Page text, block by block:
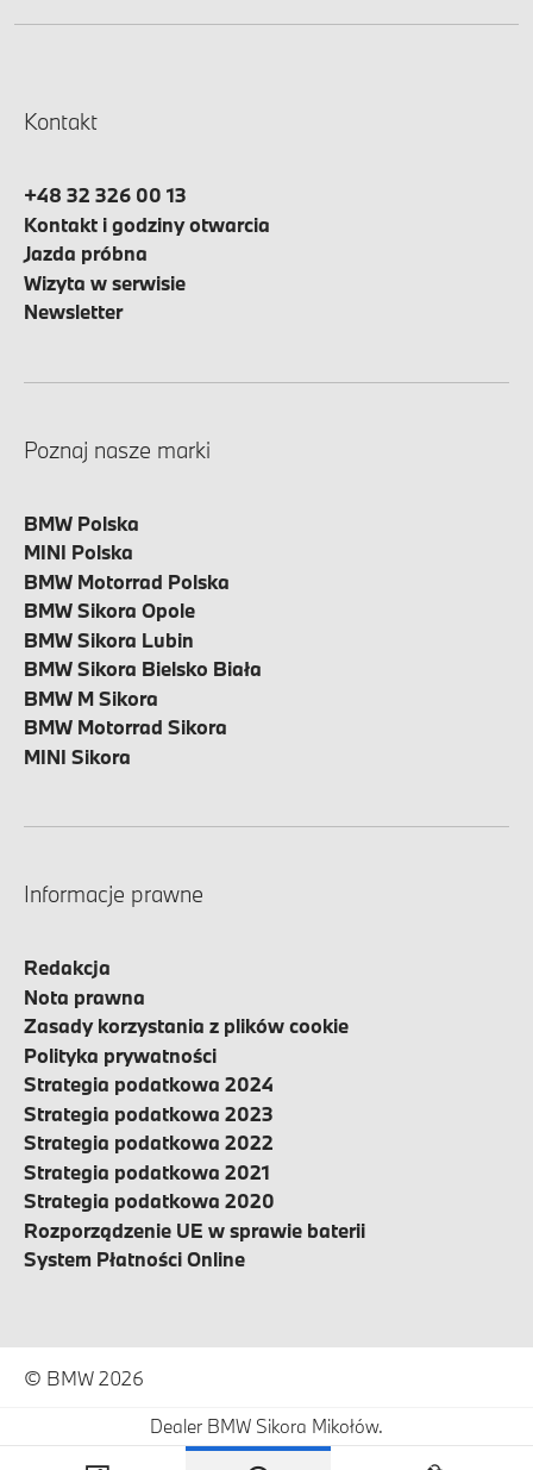
Dealer BMW Sikora Mikołów.
Kontakt
+48 32 326 00 13
Kontakt i godziny otwarcia
Jazda próbna
Wizyta w serwisie
Newsletter
Poznaj nasze marki
BMW Polska
MINI Polska
BMW Motorrad Polska
BMW Sikora Opole
BMW Sikora Lubin
BMW Sikora Bielsko Biała
BMW M Sikora
BMW Motorrad Sikora
MINI Sikora
Informacje prawne
Redakcja
Nota prawna
Zasady korzystania z plików cookie
Polityka prywatności
Strategia podatkowa 2024
Strategia podatkowa 2023
Strategia podatkowa 2022
Strategia podatkowa 2021
Strategia podatkowa 2020
Rozporządzenie UE w sprawie baterii
System Płatności Online
© BMW 2026